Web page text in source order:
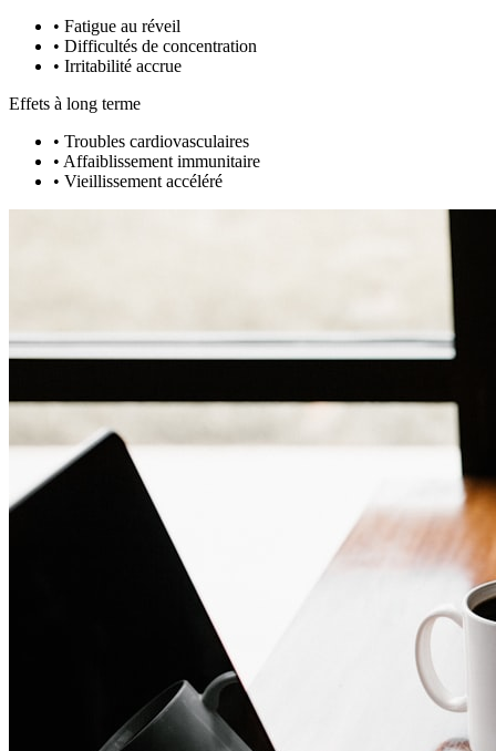
• Fatigue au réveil
• Difficultés de concentration
• Irritabilité accrue
Effets à long terme
• Troubles cardiovasculaires
• Affaiblissement immunitaire
• Vieillissement accéléré